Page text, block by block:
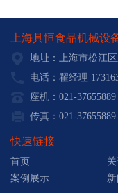
上海具恒食品机械设
地址：上海市松江
电话：翟经理
座机：021-37655889
传真：021-
快速链接
首页
案例展示